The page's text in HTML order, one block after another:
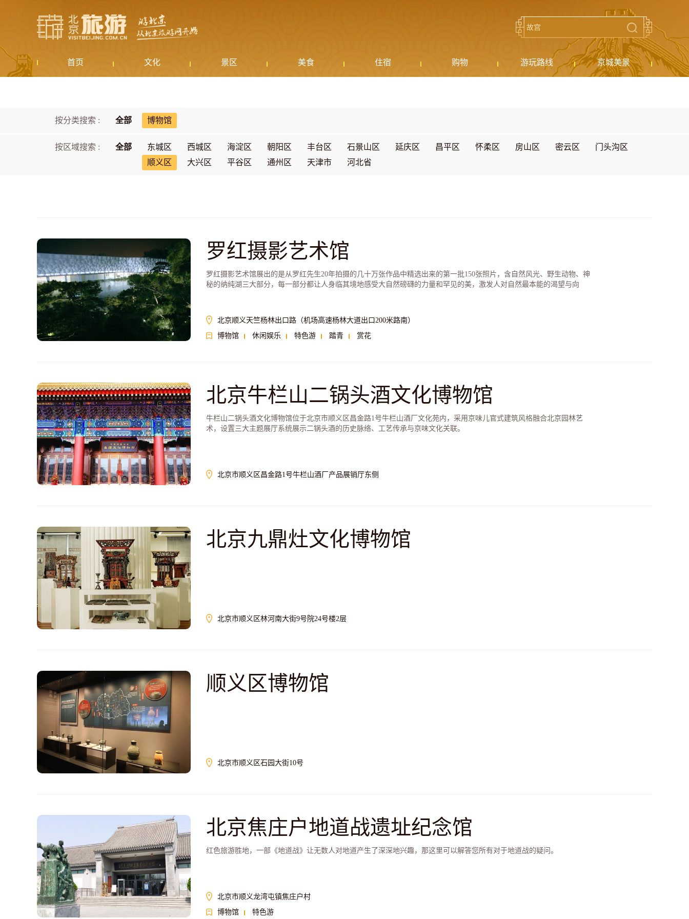
首页 文化 景区 美食 住宿 购物 游玩路线 京城美景
按分类搜索 : 全部 博物馆
按区域搜索 : 全部 东城区 西城区 海淀区 朝阳区 丰台区 石景山区 延庆区 昌平区 怀柔区 房山区 密云区
门头沟区
顺义区
大兴区 平谷区 通州区 天津市 河北省
罗红摄影艺术馆
罗红摄影艺术馆展出的是从罗红先生20年拍摄的几十万张作品中精选出来的第一批150张照片，含自然风光、野生动物、神
秘的纳纯湖三大部分，每一部分都让人身临其境地感受大自然磅礴的力量和罕见的美，激发人对自然最本能的渴望与向
北京顺义天竺杨林出口路（机场高速杨林大道出口200米路南）
博物馆
休闲娱乐 特色游 踏青 赏花
北京牛栏山二锅头酒文化博物馆
牛栏山二锅头酒文化博物馆位于北京市顺义区昌金路1号牛栏山酒厂文化苑内，采用京味儿官式建筑风格融合北京园林艺
术，设置三大主题展厅系统展示二锅头酒的历史脉络、工艺传承与京味文化关联。
北京市顺义区昌金路1号牛栏山酒厂产品展销厅东侧
北京九鼎灶文化博物馆
北京市顺义区林河南大街9号院24号楼2层
顺义区博物馆
北京市顺义区石园大街10号
北京焦庄户地道战遗址纪念馆
红色旅游胜地，一部《地道战》让无数人对地道产生了深深地兴趣，那这里可以解答您所有对于地道战的疑问。
北京市顺义龙湾屯镇焦庄户村
博物馆
特色游